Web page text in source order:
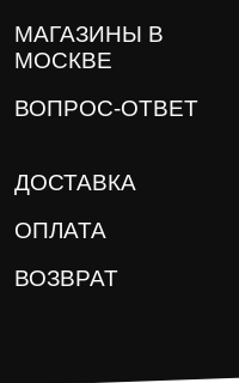
МАГАЗИНЫ В
МОСКВЕ
ВОПРОС-ОТВЕТ
ДОСТАВКА
ОПЛАТА
ВОЗВРАТ